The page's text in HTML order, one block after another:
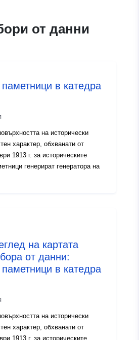
e9aa8ecefada
от данни
в катедра
на исторически
характер, обхванати от
1913 г. за историческите
на картата
от данни:
в катедра
на исторически
характер, обхванати от
1913 г. за историческите